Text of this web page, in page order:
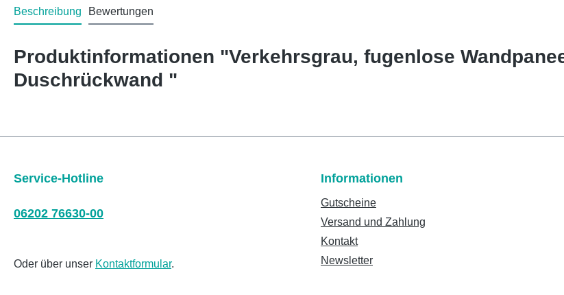
Beschreibung Bewertungen
Produktinformationen "Verkehrsgrau, fugenlose
Duschrückwand "
Service-Hotline
06202 76630-00
Oder über unser Kontaktformular.
Informationen
Gutscheine
Versand und Zahlung
Kontakt
Newsletter